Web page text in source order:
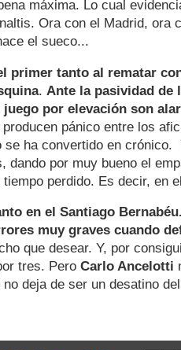
máxima. Lo cual
Ora con el Madrid, ora
el sueco...
primer tanto al rematar
. Ante la pasividad de
por elevación son
pánico entre los
se ha convertido en
dando por muy bueno el
perdido. Es decir, en
en el Santiago
muy graves cuando
que desear. Y, por
tres. Pero Carlo Ancelotti
deja de ser un desatino